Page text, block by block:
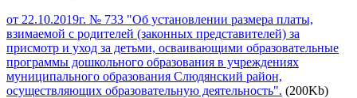
от 22.10.2019г. № 733 "Об установлении размера платы,
взимаемой с родителей (законных представителей) за
присмотр и уход за детьми, осваивающими образовательные
программы дошкольного образования в учреждениях
муниципального образования Слюдянский район,
осуществляющих образовательную деятельность". (200Kb)